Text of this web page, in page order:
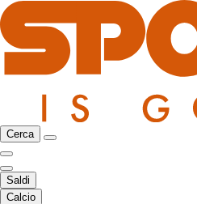
Cerca
Saldi
Calcio